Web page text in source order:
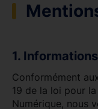
1.
Conformément
19 de la loi pour
Numérique, nous